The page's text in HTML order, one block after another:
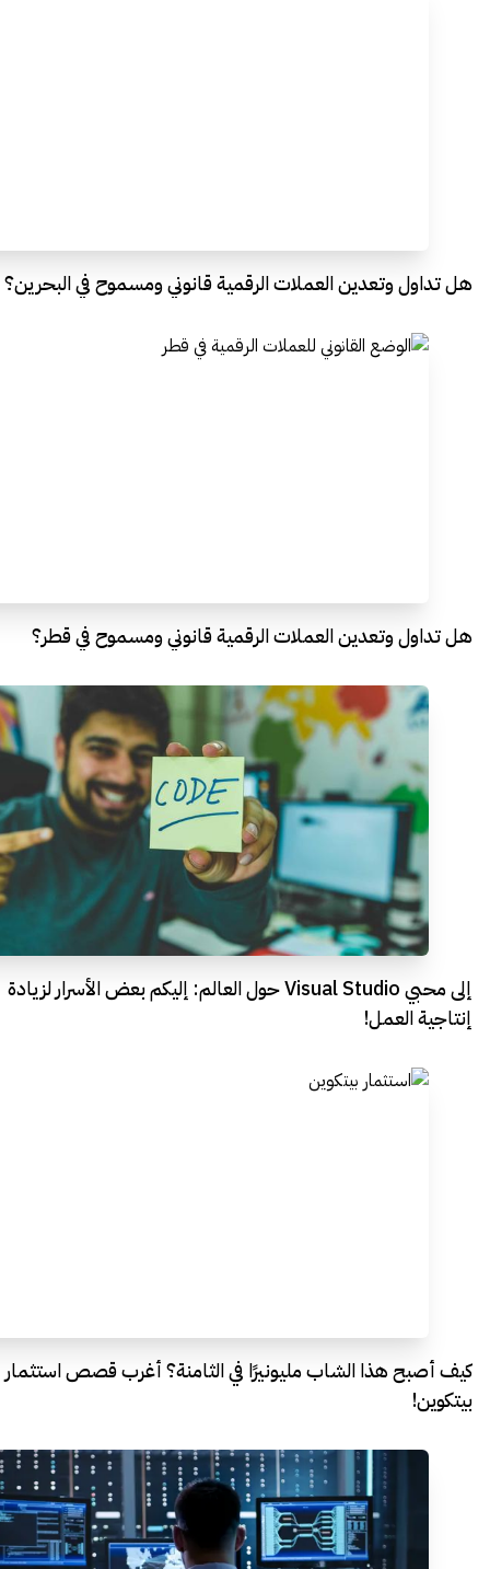
هل تداول وتعدين العملات الرقمية قانوني ومسموح في البحرين؟
هل تداول وتعدين العملات الرقمية قانوني ومسموح في قطر؟
إلى محبي Visual Studio حول العالم: إليكم بعض الأسرار لزيادة
إنتاجية العمل!
كيف أصبح هذا الشاب مليونيرًا في الثامنة؟ أغرب قصص استثمار
بيتكوين!